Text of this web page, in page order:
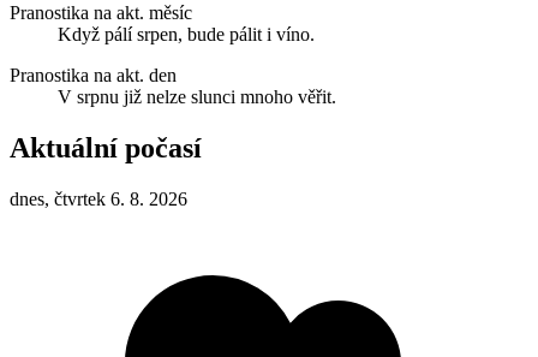
Pranostika na akt. měsíc
Když pálí srpen, bude pálit i víno.
Pranostika na akt. den
V srpnu již nelze slunci mnoho věřit.
Aktuální počasí
dnes, čtvrtek 6. 8. 2026